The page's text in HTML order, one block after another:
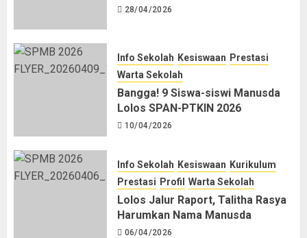
28/04/2026
Info Sekolah Kesiswaan Prestasi
Warta Sekolah
Bangga! 9 Siswa-siswi Manusda
Lolos SPAN-PTKIN 2026
10/04/2026
Info Sekolah Kesiswaan Kurikulum
Prestasi Profil Warta Sekolah
Lolos Jalur Raport, Talitha Rasya
Harumkan Nama Manusda
06/04/2026